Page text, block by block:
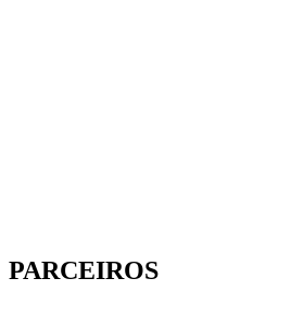
PARCEIROS